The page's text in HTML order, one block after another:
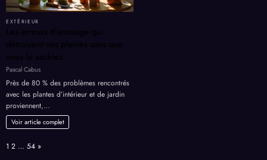
EXTÉRIEUR
Les erreurs d’arrosage qui
détruisent vos plantes sans que
vous le sachiez
Pascal Cabus
Près de 80 % des problèmes rencontrés
avec les plantes d’intérieur et de jardin
proviennent,…
Voir article complet
Page:
1 2 … 54 Next
»